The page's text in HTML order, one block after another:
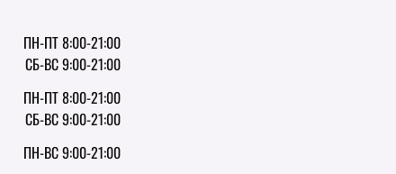
ПН-ПТ 8:00-21:00
СБ-ВС 9:00-21:00
ПН-ПТ 8:00-21:00
СБ-ВС 9:00-21:00
ПН-ВС 9:00-21:00